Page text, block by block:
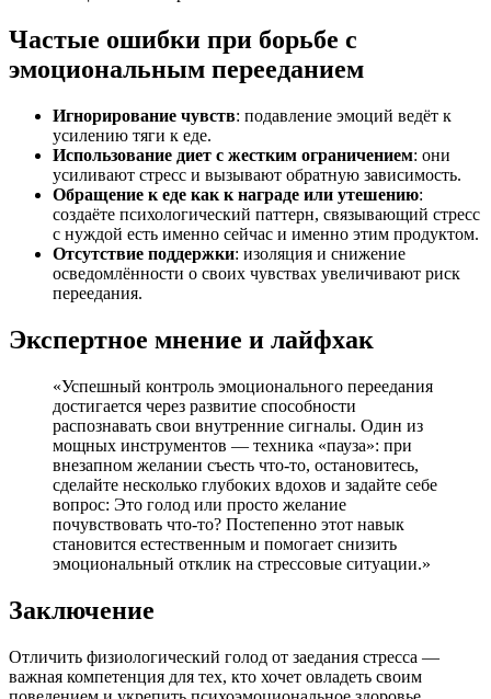
Частые ошибки при борьбе с
эмоциональным перееданием
Игнорирование чувств: подавление эмоций ведёт к
усилению тяги к еде.
Использование диет с жестким ограничением: они
усиливают стресс и вызывают обратную зависимость.
Обращение к еде как к награде или утешению:
создаёте психологический паттерн, связывающий стресс
с нуждой есть именно сейчас и именно этим продуктом.
Отсутствие поддержки: изоляция и снижение
осведомлённости о своих чувствах увеличивают риск
переедания.
Экспертное мнение и лайфхак
«Успешный контроль эмоционального переедания
достигается через развитие способности
распознавать свои внутренние сигналы. Один из
мощных инструментов — техника «пауза»: при
внезапном желании съесть что-то, остановитесь,
сделайте несколько глубоких вдохов и задайте себе
вопрос: Это голод или просто желание
почувствовать что-то? Постепенно этот навык
становится естественным и помогает снизить
эмоциональный отклик на стрессовые ситуации.»
Заключение
Отличить физиологический голод от заедания стресса —
важная компетенция для тех, кто хочет овладеть своим